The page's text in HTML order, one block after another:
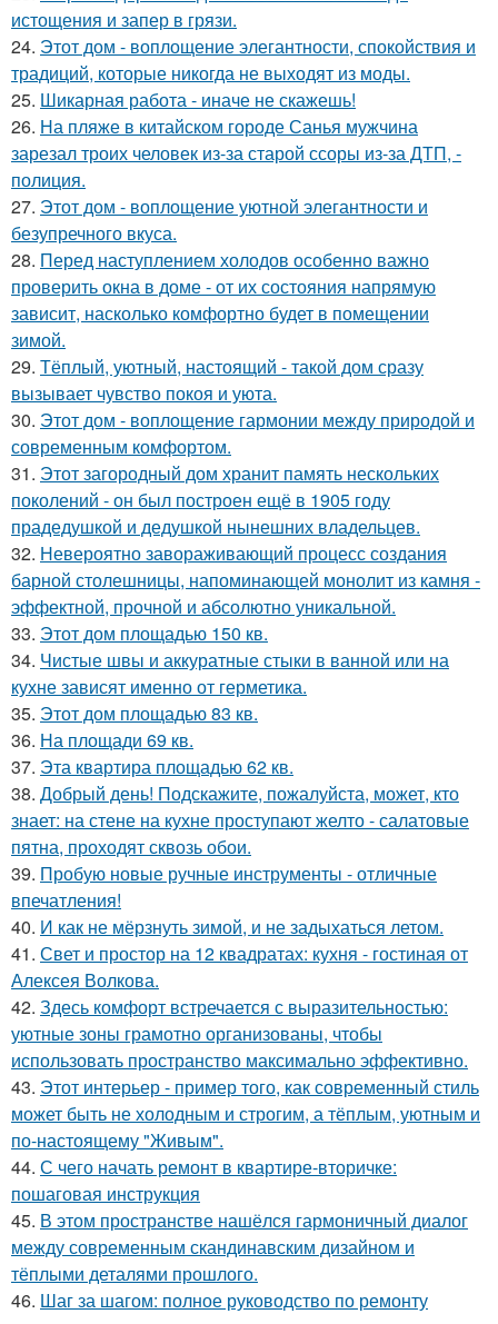
истощения и запер в грязи.
24. Этот дом - воплощение элегантности, спокойствия и
традиций, которые никогда не выходят из моды.
25. Шикарная работа - иначе не скажешь!
26. На пляже в китайском городе Санья мужчина
зарезал троих человек из-за старой ссоры из-за ДТП, -
полиция.
27. Этот дом - воплощение уютной элегантности и
безупречного вкуса.
28. Перед наступлением холодов особенно важно
проверить окна в доме - от их состояния напрямую
зависит, насколько комфортно будет в помещении
зимой.
29. Тёплый, уютный, настоящий - такой дом сразу
вызывает чувство покоя и уюта.
30. Этот дом - воплощение гармонии между природой и
современным комфортом.
31. Этот загородный дом хранит память нескольких
поколений - он был построен ещё в 1905 году
прадедушкой и дедушкой нынешних владельцев.
32. Невероятно завораживающий процесс создания
барной столешницы, напоминающей монолит из камня -
эффектной, прочной и абсолютно уникальной.
33. Этот дом площадью 150 кв.
34. Чистые швы и аккуратные стыки в ванной или на
кухне зависят именно от герметика.
35. Этот дом площадью 83 кв.
36. На площади 69 кв.
37. Эта квартира площадью 62 кв.
38. Добрый день! Подскажите, пожалуйста, может, кто
знает: на стене на кухне проступают желто - салатовые
пятна, проходят сквозь обои.
39. Пробую новые ручные инструменты - отличные
впечатления!
40. И как не мёрзнуть зимой, и не задыхаться летом.
41. Свет и простор на 12 квадратах: кухня - гостиная от
Алексея Волкова.
42. Здесь комфорт встречается с выразительностью:
уютные зоны грамотно организованы, чтобы
использовать пространство максимально эффективно.
43. Этот интерьер - пример того, как современный стиль
может быть не холодным и строгим, а тёплым, уютным и
по-настоящему "Живым".
44. С чего начать ремонт в квартире-вторичке:
пошаговая инструкция
45. В этом пространстве нашёлся гармоничный диалог
между современным скандинавским дизайном и
тёплыми деталями прошлого.
46. Шаг за шагом: полное руководство по ремонту